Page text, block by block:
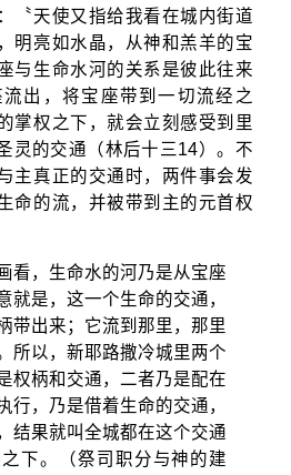
〝天使又指给我看在城内街道
明亮如水晶，从神和羔羊的宝
与生命水河的关系是彼此往来
出，将宝座带到一切流经之
掌权之下，就会立刻感受到里
灵的交通（林后十三14）。不
主真正的交通时，两件事会发
命的流，并被带到主的元首权
看，生命水的河乃是从宝座
就是，这一个生命的交通，
带出来；它流到那里，那里
所以，新耶路撒冷城里两个
权柄和交通，二者乃是配在
行，乃是借着生命的交通，
结果就叫全城都在这个交通
下。（祭司职分与神的建